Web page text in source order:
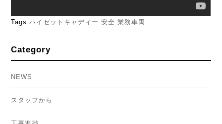
Tags:ハイゼットキャディー 安全 業務車両
Category
NEWS
スタッフから